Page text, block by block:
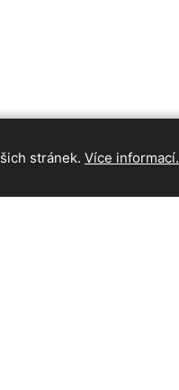
stránek. Více informací.